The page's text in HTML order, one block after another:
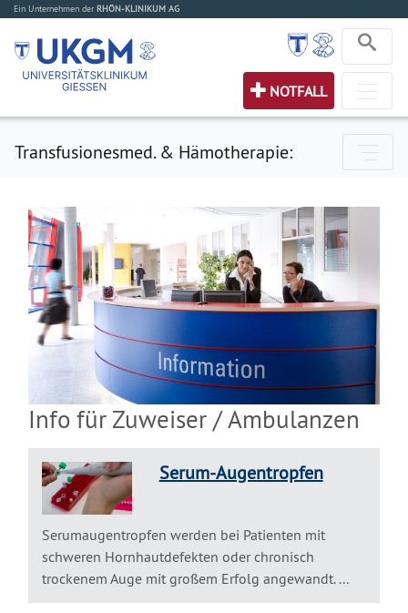
Ein Unternehmen der RHÖN-KLINIKUM AG
NOTFALL
Transfusionesmed. & Hämotherapie:
Info für Zuweiser / Ambulanzen
Serum-Augentropfen
Serumaugentropfen werden bei Patienten mit
schweren Hornhautdefekten oder chronisch
trockenem Auge mit großem Erfolg angewandt. ...